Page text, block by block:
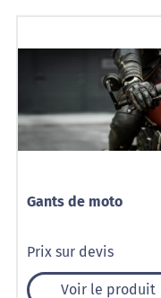
Gants de moto
Prix sur devis
Voir le produit